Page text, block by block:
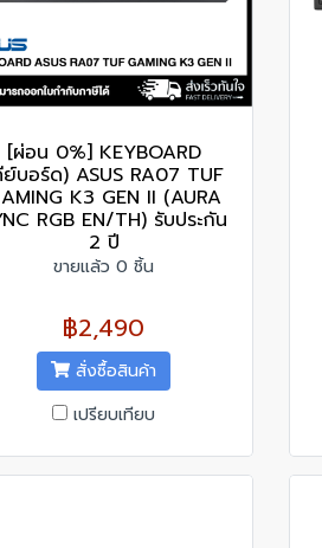
[ผ่อน 0%] KEYBOARD
บอร์ด) ASUS RA07 TUF
K3 GEN II (AURA
RGB EN/TH) รับประกัน
2 ปี
ขายแล้ว 0 ชิ้น
฿2,490
สั่งซื้อสินค้า
เปรียบเทียบ